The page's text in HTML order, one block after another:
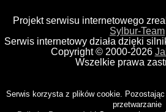
Projekt serwisu internetowego
Sylbur-Team
Serwis internetowy działa dzięki
Copyright © 2000-2026
Wszelkie prawa
Serwis korzysta z plików cookie.
przetwarzanie